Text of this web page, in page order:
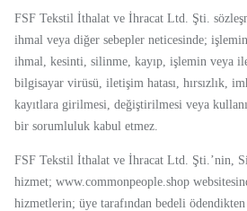
FSF Tekstil İthalat ve İhracat Ltd. Şti.
ihmal veya diğer sebepler neticesinde;
ihmal, kesinti, silinme, kayıp, işlemin veya
bilgisayar virüsü, iletişim hatası, hırsızlık,
kayıtlara girilmesi, değiştirilmesi veya
bir sorumluluk kabul etmez.
FSF Tekstil İthalat ve İhracat Ltd. Şti .’nin,
hizmet; www.commonpeople.shop
hizmetlerin; üye tarafından bedeli